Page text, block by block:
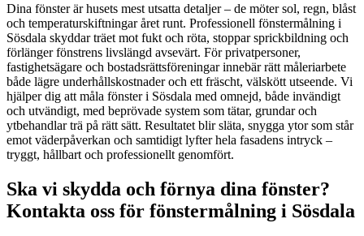
Dina fönster är husets mest utsatta detaljer – de möter sol, regn, blåst
och temperaturskiftningar året runt. Professionell fönstermålning i
Sösdala skyddar träet mot fukt och röta, stoppar sprickbildning och
förlänger fönstrens livslängd avsevärt. För privatpersoner,
fastighetsägare och bostadsrättsföreningar innebär rätt måleriarbete
både lägre underhållskostnader och ett fräscht, välskött utseende. Vi
hjälper dig att måla fönster i Sösdala med omnejd, både invändigt
och utvändigt, med beprövade system som tätar, grundar och
ytbehandlar trä på rätt sätt. Resultatet blir släta, snygga ytor som står
emot väderpåverkan och samtidigt lyfter hela fasadens intryck –
tryggt, hållbart och professionellt genomfört.
Ska vi skydda och förnya dina fönster?
Kontakta oss för fönstermålning i Sösdala